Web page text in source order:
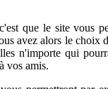
que le site vous
avez alors le choix
n'importe qui
vos amis.